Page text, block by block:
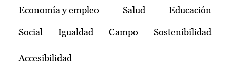
Temas
Economía y empleo Salud Educación
Social Igualdad Campo Sostenibilidad
Accesibilidad